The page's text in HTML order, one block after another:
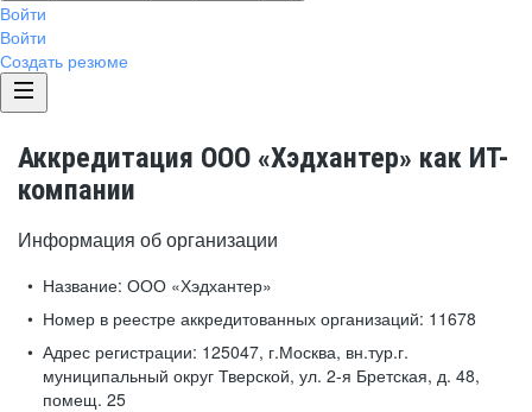
Войти
Войти
Создать резюме
Аккредитация ООО «Хэдхантер» как ИТ-
компании
Информация об организации
Название: ООО «Хэдхантер»
Номер в реестре аккредитованных организаций: 11678
Адрес регистрации: 125047, г.Москва, вн.тур.г.
муниципальный округ Тверской, ул. 2-я Бретская, д. 48,
помещ. 25